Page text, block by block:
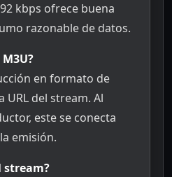
kbps ofrece buena
razonable de datos.
en formato de
del stream. Al
este se conecta
emisión.
stream?